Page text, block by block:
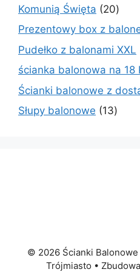
Komunią Święta 2020
Prezentowy box z
Pudełko z balonami XXL
ścianka balonowa na 18
Ścianki balonowe z
Słupy balonowe 1313
© 2026 Ścianki Balonowe
Trójmiasto •